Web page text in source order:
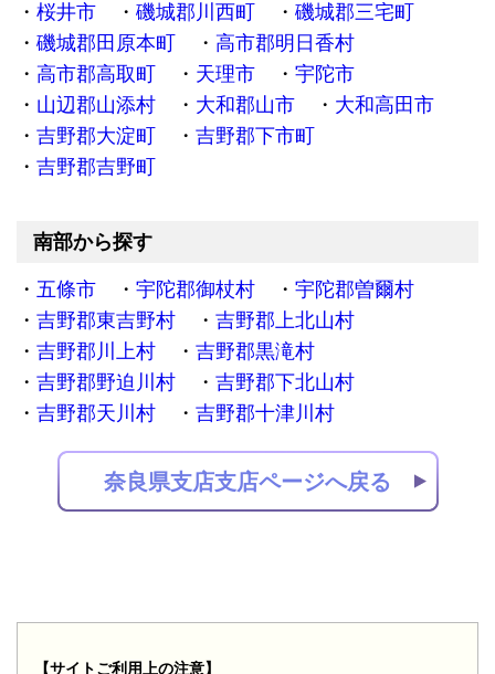
桜井市
磯城郡川西町
磯城郡三宅町
磯城郡田原本町
高市郡明日香村
高市郡高取町
天理市
宇陀市
山辺郡山添村
大和郡山市
大和高田市
吉野郡大淀町
吉野郡下市町
吉野郡吉野町
南部から探す
五條市 宇陀郡御杖村
宇陀郡曽爾村
吉野郡東吉野村
吉野郡上北山村
吉野郡川上村
吉野郡黒滝村
吉野郡野迫川村
吉野郡下北山村
吉野郡天川村
吉野郡十津川村
奈良県支店支店ページへ戻る
【サイトご利用上の注意】